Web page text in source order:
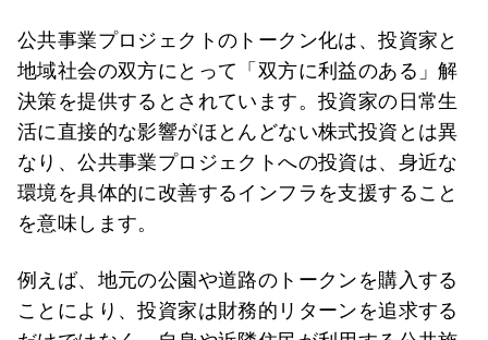
公共事業プロジェクトのトークン化は、投資家と
地域社会の双方にとって「双方に利益のある」解
決策を提供するとされています。投資家の日常生
活に直接的な影響がほとんどない株式投資とは異
なり、公共事業プロジェクトへの投資は、身近な
環境を具体的に改善するインフラを支援すること
を意味します。
例えば、地元の公園や道路のトークンを購入する
ことにより、投資家は財務的リターンを追求する